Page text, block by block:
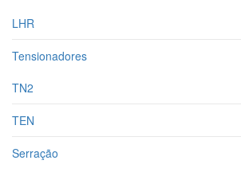
LHR
Tensionadores
TN2
TEN
Serração